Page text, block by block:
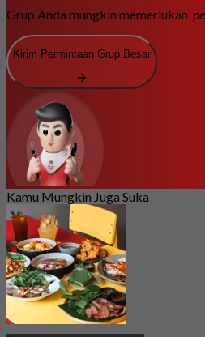
Grup Anda mungkin memerlukan
Kirim Permintaan Grup Besar
Kamu Mungkin Juga Suka